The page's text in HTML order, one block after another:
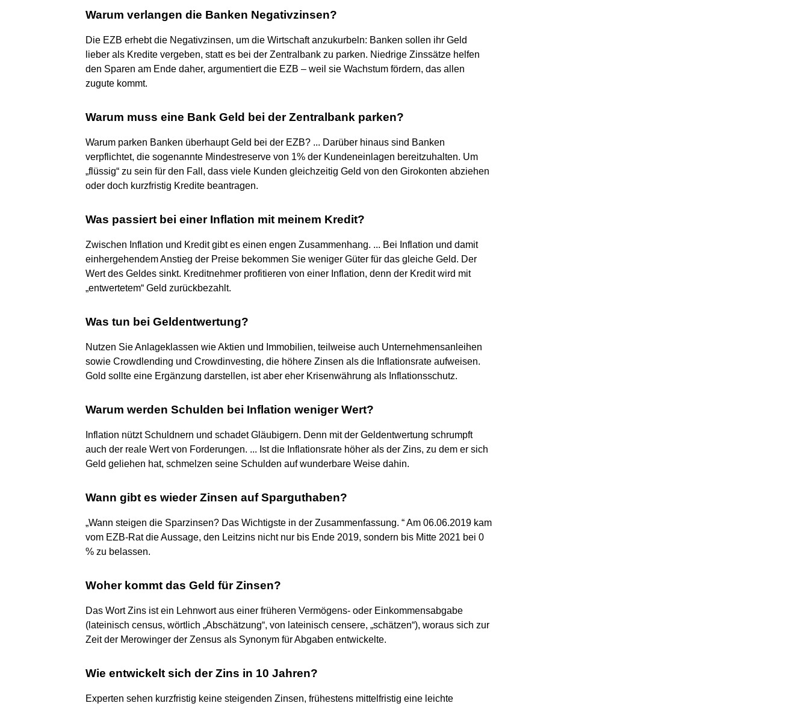
Warum verlangen die Banken Negativzinsen?
Die EZB erhebt die Negativzinsen, um die Wirtschaft anzukurbeln: Banken sollen ihr Geld
lieber als Kredite vergeben, statt es bei der Zentralbank zu parken. Niedrige Zinssätze helfen
den Sparen am Ende daher, argumentiert die EZB – weil sie Wachstum fördern, das allen
zugute kommt.
Warum muss eine Bank Geld bei der Zentralbank parken?
Warum parken Banken überhaupt Geld bei der EZB? ... Darüber hinaus sind Banken
verpflichtet, die sogenannte Mindestreserve von 1% der Kundeneinlagen bereitzuhalten. Um
„flüssig“ zu sein für den Fall, dass viele Kunden gleichzeitig Geld von den Girokonten abziehen
oder doch kurzfristig Kredite beantragen.
Was passiert bei einer Inflation mit meinem Kredit?
Zwischen Inflation und Kredit gibt es einen engen Zusammenhang. ... Bei Inflation und damit
einhergehendem Anstieg der Preise bekommen Sie weniger Güter für das gleiche Geld. Der
Wert des Geldes sinkt. Kreditnehmer profitieren von einer Inflation, denn der Kredit wird mit
„entwertetem“ Geld zurückbezahlt.
Was tun bei Geldentwertung?
Nutzen Sie Anlageklassen wie Aktien und Immobilien, teilweise auch Unternehmensanleihen
sowie Crowdlending und Crowdinvesting, die höhere Zinsen als die Inflationsrate aufweisen.
Gold sollte eine Ergänzung darstellen, ist aber eher Krisenwährung als Inflationsschutz.
Warum werden Schulden bei Inflation weniger Wert?
Inflation nützt Schuldnern und schadet Gläubigern. Denn mit der Geldentwertung schrumpft
auch der reale Wert von Forderungen. ... Ist die Inflationsrate höher als der Zins, zu dem er sich
Geld geliehen hat, schmelzen seine Schulden auf wunderbare Weise dahin.
Wann gibt es wieder Zinsen auf Sparguthaben?
„Wann steigen die Sparzinsen? Das Wichtigste in der Zusammenfassung. “ Am 06.06.2019 kam
vom EZB-Rat die Aussage, den Leitzins nicht nur bis Ende 2019, sondern bis Mitte 2021 bei 0
% zu belassen.
Woher kommt das Geld für Zinsen?
Das Wort Zins ist ein Lehnwort aus einer früheren Vermögens- oder Einkommensabgabe
(lateinisch census, wörtlich „Abschätzung“, von lateinisch censere, „schätzen“), woraus sich zur
Zeit der Merowinger der Zensus als Synonym für Abgaben entwickelte.
Wie entwickelt sich der Zins in 10 Jahren?
Experten sehen kurzfristig keine steigenden Zinsen, frühestens mittelfristig eine leichte